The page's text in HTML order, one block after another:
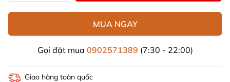
MUA NGAY
Gọi đặt mua 0902571389 (7:30 - 22:00)
Giao hàng toàn quốc